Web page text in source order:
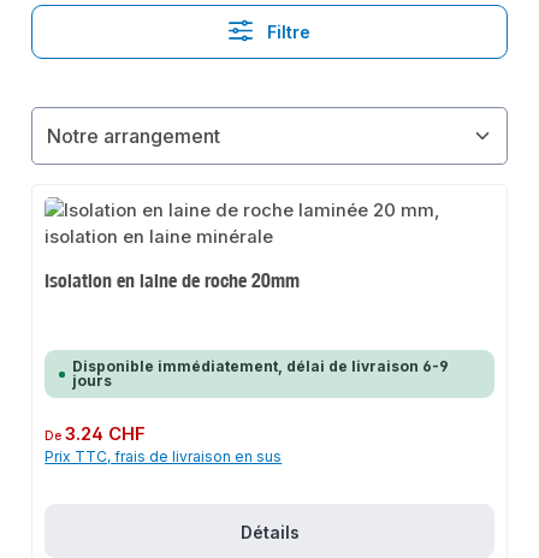
Filtre
Isolation en laine de roche 20mm
Disponible immédiatement, délai de livraison 6-9
jours
Prix régulier :
De3.24 CHF
Prix TTC, frais de livraison en sus
Détails